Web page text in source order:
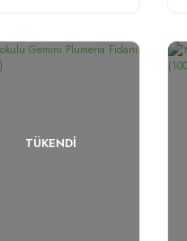
TÜKENDI